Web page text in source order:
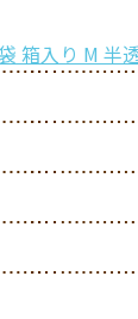
箱入り M 半